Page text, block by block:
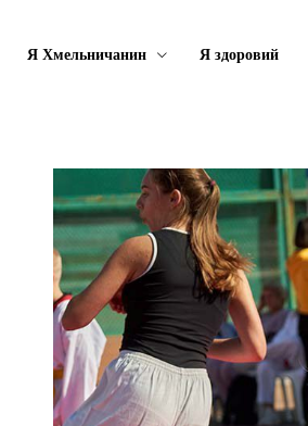
Я Хмельничанин Я здоровий